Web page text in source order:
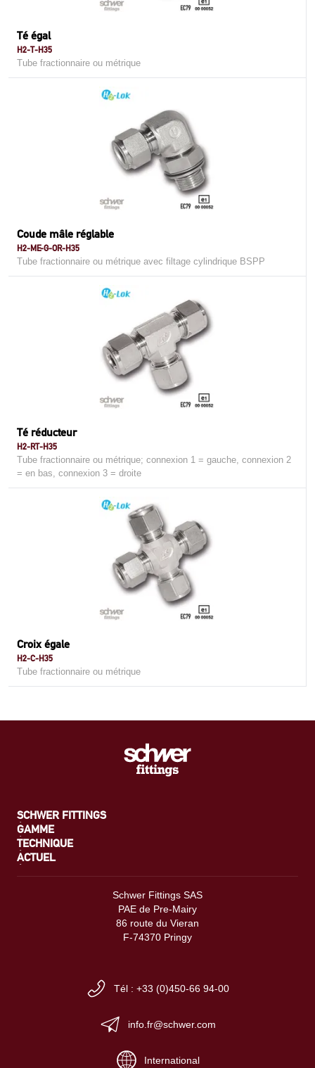
Té égal
H2-T-H35
Tube fractionnaire ou métrique
Coude mâle réglable
H2-ME-G-OR-H35
Tube fractionnaire ou métrique avec filtage cylindrique BSPP
Té réducteur
H2-RT-H35
Tube fractionnaire ou métrique; connexion 1 = gauche, connexion 2
= en bas, connexion 3 = droite
Croix égale
H2-C-H35
Tube fractionnaire ou métrique
SCHWER FITTINGS
GAMME
TECHNIQUE
ACTUEL
Schwer Fittings SAS
PAE de Pre-Mairy
86 route du Vieran
F-74370 Pringy
Tél : +33 (0)450-66 94-00
info.fr@schwer.com
International